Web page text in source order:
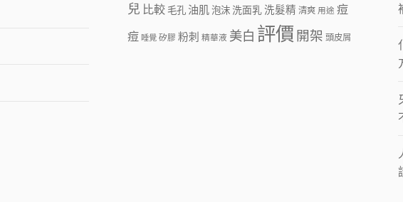
兒 比較 毛孔 油肌泡沫 洗面乳洗髮精 清爽 用途 痘
痘 睡覺 矽膠 粉刺 精華液 美白 評價 開架 頭皮屑